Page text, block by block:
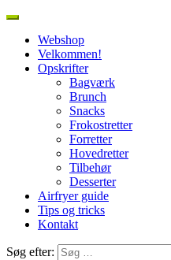
Webshop
Velkommen!
Opskrifter
Bagværk
Brunch
Snacks
Frokostretter
Forretter
Hovedretter
Tilbehør
Desserter
Airfryer guide
Tips og tricks
Kontakt
Søg efter: